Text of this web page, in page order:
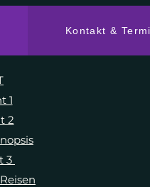
Kontakt &
1
2
3